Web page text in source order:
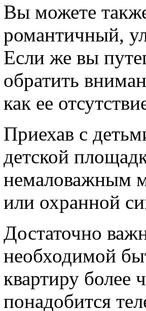
Вы можете
романтичный,
Если же вы
обратить
как ее
Приехав с
детской
немаловажным
или охранной
Достаточно
необходимой
квартиру более
понадобится